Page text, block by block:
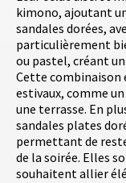
kimono, ajoutant
sandales dorées,
particulièrement
ou pastel, créant
Cette combinaison
estivaux, comme
une terrasse. En
sandales plates
permettant de
de la soirée. Elles
souhaitent allier